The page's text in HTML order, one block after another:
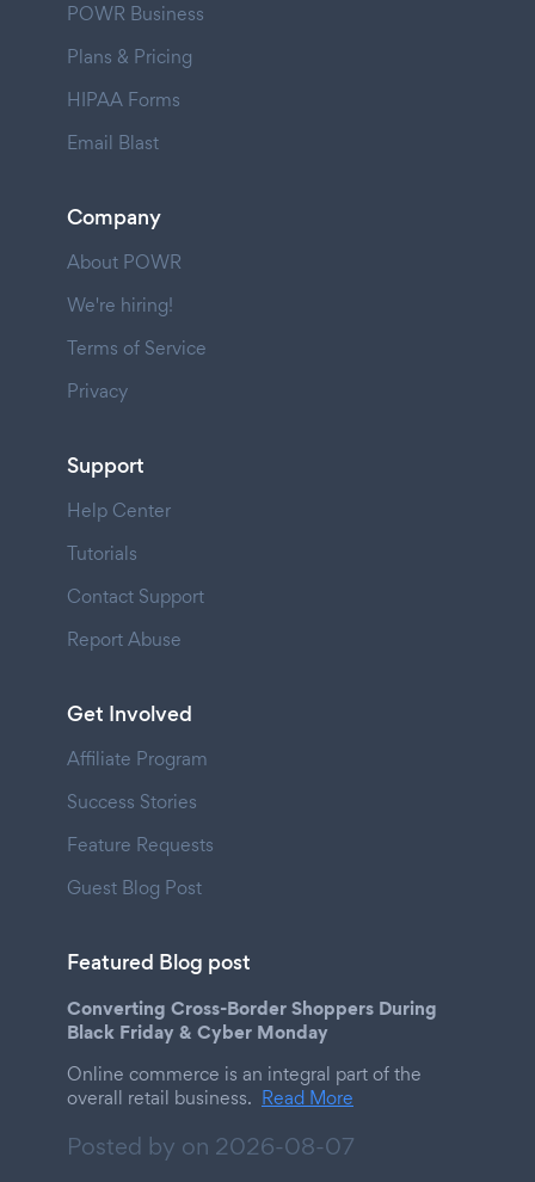
POWR Business
Plans & Pricing
HIPAA Forms
Email Blast
Company
About POWR
We're hiring!
Terms of Service
Privacy
Support
Help Center
Tutorials
Contact Support
Report Abuse
Get Involved
Affiliate Program
Success Stories
Feature Requests
Guest Blog Post
Featured Blog post
Converting Cross-Border Shoppers During
Black Friday & Cyber Monday
Online commerce is an integral part of the
overall retail business. Read More
Posted by on 2026-08-07